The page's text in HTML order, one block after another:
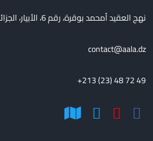
نهج العقيد أمحمد بوقرة، رقم 6، الأبيار، الجزائر
contact@aala.dz
+213 (23) 48 72 49